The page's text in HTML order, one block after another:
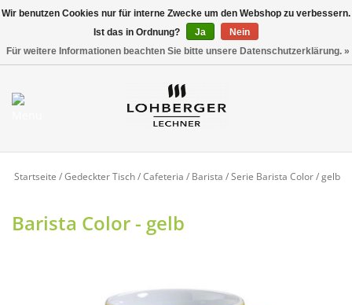
Mein Konto / Kundenkonto
Startseite
NEU
Startseite /Gedeckter Tisch/Cafeteria / Barista /Serie Barista Color/gelb
Barista Color - gelb
Wir benutzen Cookies nur für interne Zwecke um den Webshop zu verbessern.
Ist das in Ordnung?
Ja
Nein
Für weitere Informationen beachten Sie bitte unsere Datenschutzerklärung. »